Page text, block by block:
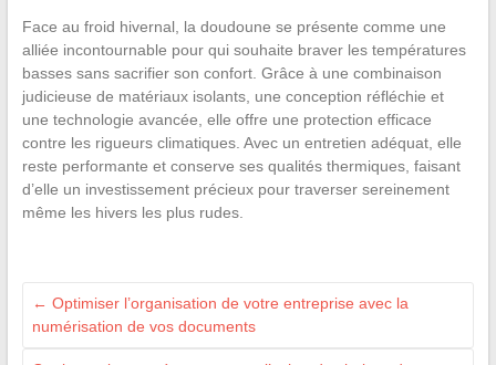
Face au froid hivernal, la doudoune se présente comme une
alliée incontournable pour qui souhaite braver les températures
basses sans sacrifier son confort. Grâce à une combinaison
judicieuse de matériaux isolants, une conception réfléchie et
une technologie avancée, elle offre une protection efficace
contre les rigueurs climatiques. Avec un entretien adéquat, elle
reste performante et conserve ses qualités thermiques, faisant
d’elle un investissement précieux pour traverser sereinement
même les hivers les plus rudes.
← Optimiser l’organisation de votre entreprise avec la
numérisation de vos documents